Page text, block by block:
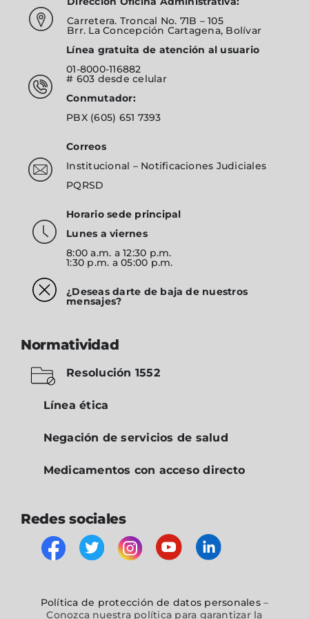
Carretera. Troncal No. 71B – 105
Brr. La Concepción Cartagena, Bolívar
Línea gratuita de atención al usuario
01-8000-116882
# 603 desde celular
Conmutador:
PBX (605) 651 7393
Correos
Institucional – Notificaciones Judiciales
PQRSD
Horario sede principal
Lunes a viernes
8:00 a.m. a 12:30 p.m.
1:30 p.m. a 05:00 p.m.
¿Deseas darte de baja de nuestros
mensajes?
Normatividad
Resolución 1552
Línea ética
Negación de servicios de salud
Medicamentos con acceso directo
Redes sociales
Política de protección de datos personales–
Conozca nuestra política para garantizar la